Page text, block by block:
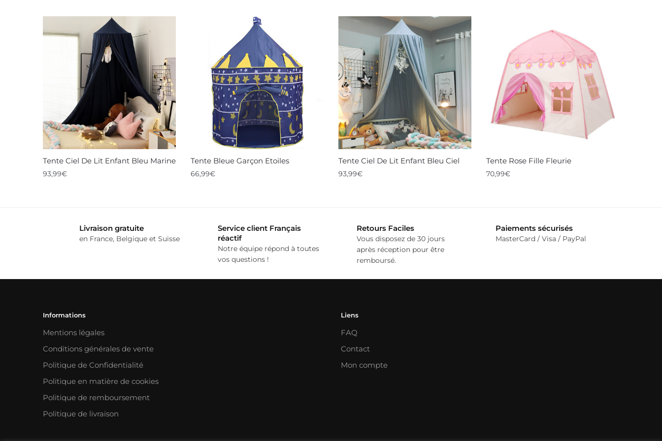
Tente Ciel De Lit Enfant Bleu Marine
93,99€
Tente Bleue Garçon Etoiles
66,99€
Tente Ciel De Lit Enfant Bleu Ciel
93,99€
Tente Rose Fille Fleurie
70,99€
Livraison gratuite
en France, Belgique et Suisse
Service client Français
réactif
Notre équipe répond à toutes
vos questions !
Retours Faciles
Vous disposez de 30 jours
après réception pour être
remboursé.
Paiements sécurisés
MasterCard / Visa / PayPal
Informations
Mentions légales
Conditions générales de vente
Politique de Confidentialité
Politique en matière de cookies
Politique de remboursement
Politique de livraison
Liens
FAQ
Contact
Mon compte